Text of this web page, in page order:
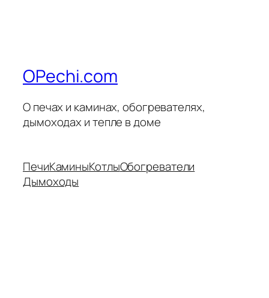
OPechi.com
О печах и каминах, обогревателях,
дымоходах и тепле в доме
ПечиКаминыКотлыОбогреватели
Дымоходы